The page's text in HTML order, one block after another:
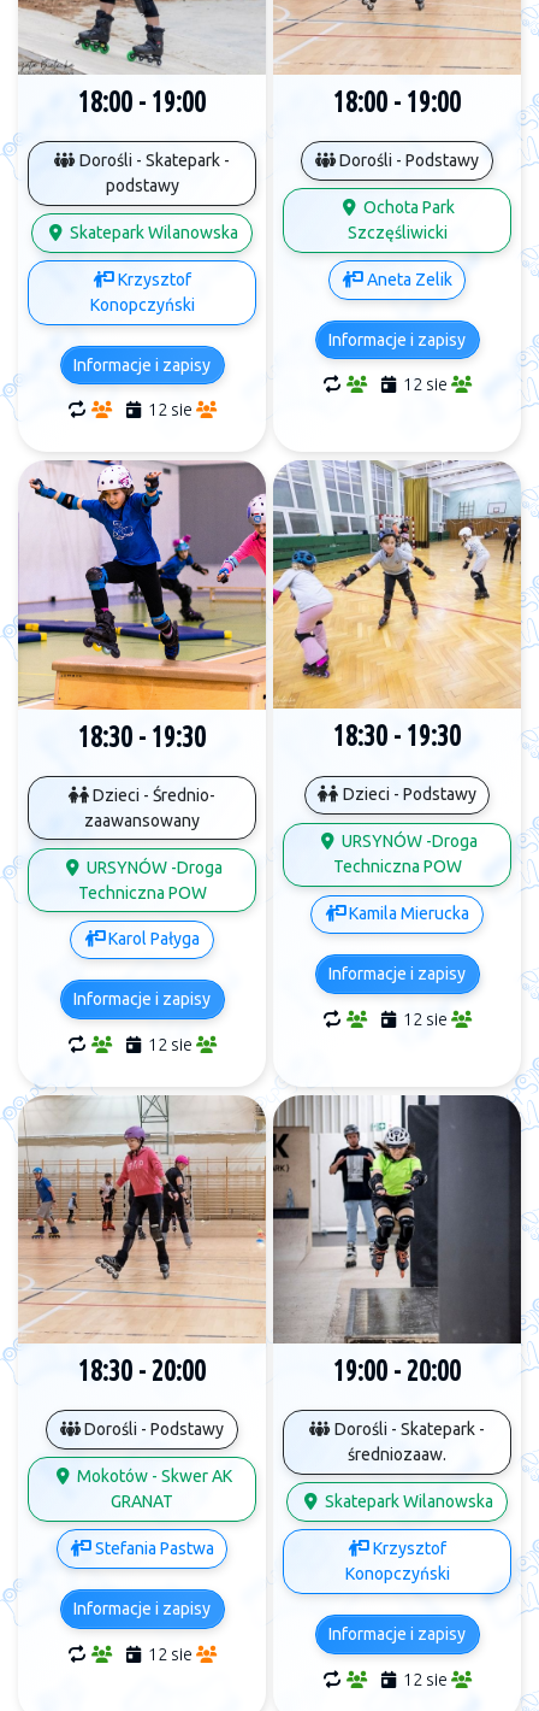
18:00 - 19:00
Dorośli - Skatepark -
podstawy
Skatepark Wilanowska
Krzysztof
Konopczyński
Informacje i zapisy
12 sie
18:00 - 19:00
Dorośli - Podstawy
Ochota Park
Szczęśliwicki
Aneta Zelik
Informacje i zapisy
12 sie
18:30 - 19:30
Dzieci - Średnio-
zaawansowany
URSYNÓW -Droga
Techniczna POW
Karol Pałyga
Informacje i zapisy
12 sie
18:30 - 19:30
Dzieci - Podstawy
URSYNÓW -Droga
Techniczna POW
Kamila Mierucka
Informacje i zapisy
12 sie
18:30 - 20:00
Dorośli - Podstawy
Mokotów - Skwer AK
GRANAT
Stefania Pastwa
Informacje i zapisy
12 sie
19:00 - 20:00
Dorośli - Skatepark -
średniozaaw.
Skatepark Wilanowska
Krzysztof
Konopczyński
Informacje i zapisy
12 sie